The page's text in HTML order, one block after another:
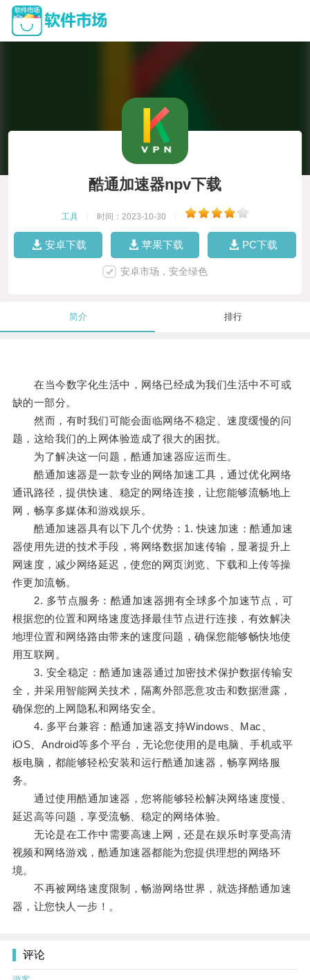
酷通加速器npv下载
工具 时间：2023-10-30
安卓下载 苹果下载 PC下载
安卓市场，安全绿色
简介 排行
在当今数字化生活中，网络已经成为我们生活中不可或
缺的一部分。
然而，有时我们可能会面临网络不稳定、速度缓慢的问
题，这给我们的上网体验造成了很大的困扰。
为了解决这一问题，酷通加速器应运而生。
酷通加速器是一款专业的网络加速工具，通过优化网络
通讯路径，提供快速、稳定的网络连接，让您能够流畅地上
网，畅享多媒体和游戏娱乐。
酷通加速器具有以下几个优势：1. 快速加速：酷通加速
器使用先进的技术手段，将网络数据加速传输，显著提升上
网速度，减少网络延迟，使您的网页浏览、下载和上传等操
作更加流畅。
2. 多节点服务：酷通加速器拥有全球多个加速节点，可
根据您的位置和网络速度选择最佳节点进行连接，有效解决
地理位置和网络路由带来的速度问题，确保您能够畅快地使
用互联网。
3. 安全稳定：酷通加速器通过加密技术保护数据传输安
全，并采用智能网关技术，隔离外部恶意攻击和数据泄露，
确保您的上网隐私和网络安全。
4. 多平台兼容：酷通加速器支持Windows、Mac、
iOS、Android等多个平台，无论您使用的是电脑、手机或平
板电脑，都能够轻松安装和运行酷通加速器，畅享网络服
务。
通过使用酷通加速器，您将能够轻松解决网络速度慢、
延迟高等问题，享受流畅、稳定的网络体验。
无论是在工作中需要高速上网，还是在娱乐时享受高清
视频和网络游戏，酷通加速器都能为您提供理想的网络环
境。
不再被网络速度限制，畅游网络世界，就选择酷通加速
器，让您快人一步！。
评论